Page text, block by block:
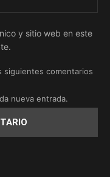
y sitio web en este
siguientes comentarios
nueva entrada.